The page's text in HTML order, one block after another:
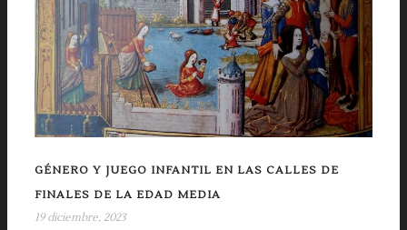
GÉNERO Y JUEGO INFANTIL EN LAS CALLES DE
FINALES DE LA EDAD MEDIA
19 diciembre, 2023